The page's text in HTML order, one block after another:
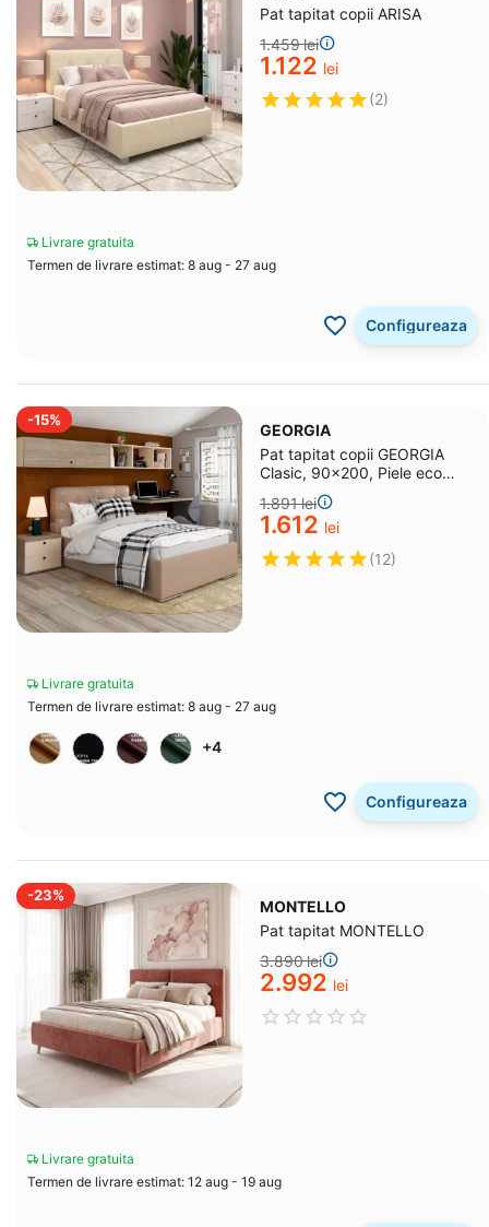
Pat tapitat copii ARISA
1.459lei
1.122 lei
(2)
Livrare gratuita
Termen de livrare estimat: 8 aug - 27 aug
Configureaza
-15%
GEORGIA
Pat tapitat copii GEORGIA
Clasic, 90x200, Piele eco
Cappuccino
1.891lei
1.612 lei
(12)
Livrare gratuita
Termen de livrare estimat: 8 aug - 27 aug
+4
Configureaza
-23%
MONTELLO
Pat tapitat MONTELLO
3.890lei
2.992 lei
Livrare gratuita
Termen de livrare estimat: 12 aug - 19 aug